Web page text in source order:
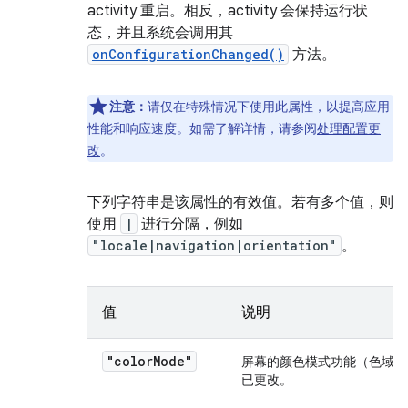
activity 重启。相反，activity 会保持运行状
态，并且系统会调用其
onConfigurationChanged() 方法。
注意： 请仅在特殊情况下使用此属性，以提高应用
性能和响应速度。如需了解详情，请参阅处理配置更
改。
下列字符串是该属性的有效值。若有多个值，则
使用
| 进行分隔，例如
"locale|navigation|orientation" 。
值 说明
"colorMode"
屏幕的颜色模式功能（色域
已更改。